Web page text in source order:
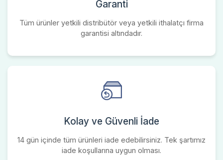
Garanti
Tüm ürünler yetkili distribütör veya yetkili ithalatçı firma
garantisi altındadır.
Kolay ve Güvenli İade
14 gün içinde tüm ürünleri iade edebilirsiniz. Tek şartımız
iade koşullarına uygun olması.